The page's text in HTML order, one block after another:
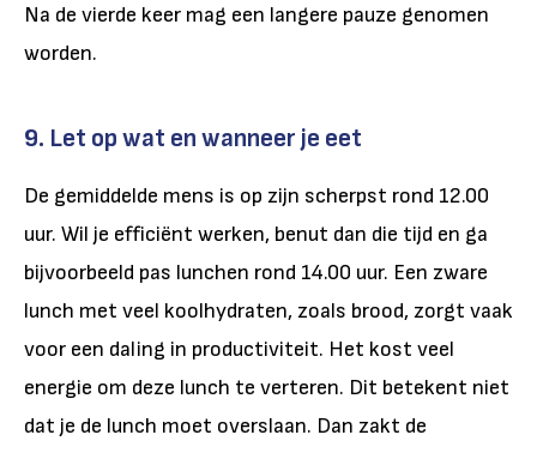
Na de vierde keer mag een langere pauze genomen
worden.
9. Let op wat en wanneer je eet
De gemiddelde mens is op zijn scherpst rond 12.00
uur. Wil je efficiënt werken, benut dan die tijd en ga
bijvoorbeeld pas lunchen rond 14.00 uur. Een zware
lunch met veel koolhydraten, zoals brood, zorgt vaak
voor een daling in productiviteit. Het kost veel
energie om deze lunch te verteren. Dit betekent niet
dat je de lunch moet overslaan. Dan zakt de